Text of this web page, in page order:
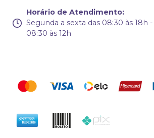
Horário de Atendimento:
Segunda a sexta das 08:30 às 18h
08:30 às 12h